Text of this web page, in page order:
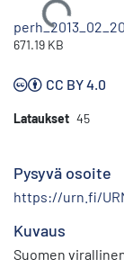
Ladataan...
671.19 KB
CC BY 4.0
Lataukset 45
Pysyvä osoite
https://urn.fi/
Kuvaus
Suomen